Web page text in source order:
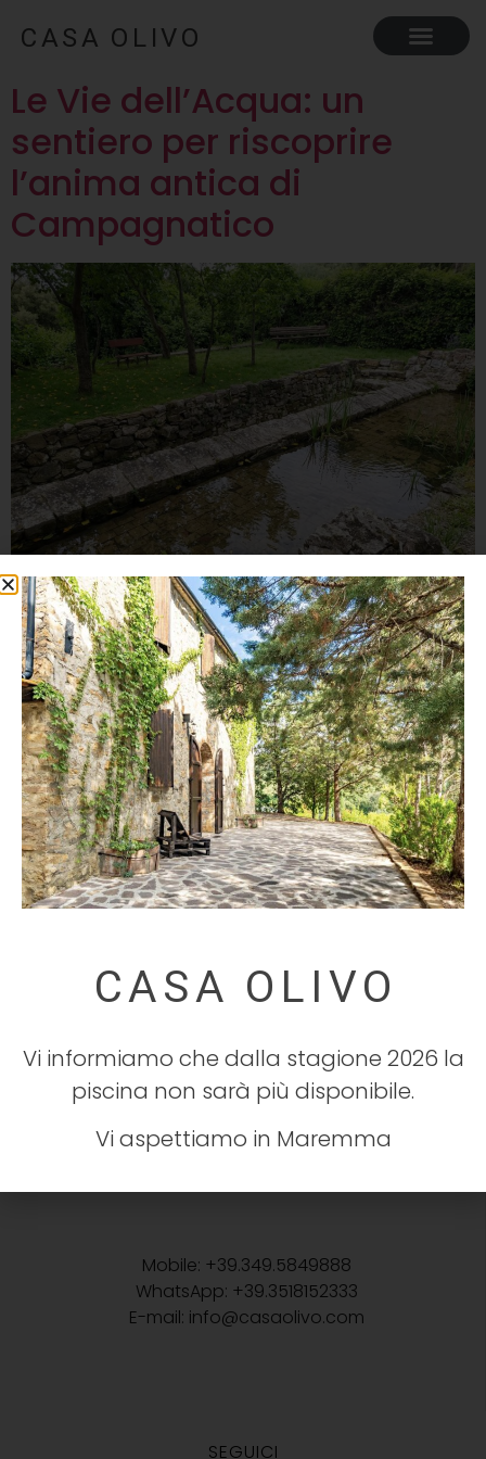
Le Vie dell’Acqua: un
sentiero per riscoprire
l’anima antica di
Campagnatico
Scopri le Vie dell’Acqua di Campagnatico:
un sentiero ad anello tra antiche fonti
medievali, colline maremmane e storia
rurale. A 1 km da Casa Olivo.
Strada Provinciale 44 delle Conce n°35
Mobile: +39.349.5849888
WhatsApp: +39.3518152333
E-mail: info@casaolivo.com
SEGUICI
Vi informiamo che dalla stagione 2026 la
piscina non sarà più disponibile.
Vi aspettiamo in Maremma